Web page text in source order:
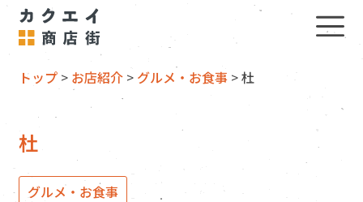
トップ > お店紹介 > グルメ・お食事 >杜
杜
グルメ・お食事